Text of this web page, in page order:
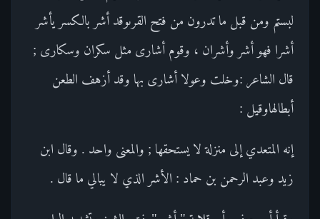
لبستم ومن قبل ما تدرون من فتح القرىوقد أشر بالكسر يأشر
أشرا فهو أشر وأشران ، وقوم أشارى مثل سكران وسكارى ;
قال الشاعر :وخلت وعولا أشارى بها وقد أزهف الطعن
أبطالهاوقيل :
إنه المتعدي إلى منزلة لا يستحقها ; والمعنى واحد . وقال ابن
زيد وعبد الرحمن بن حماد : الأشر الذي لا يبالي ما قال .